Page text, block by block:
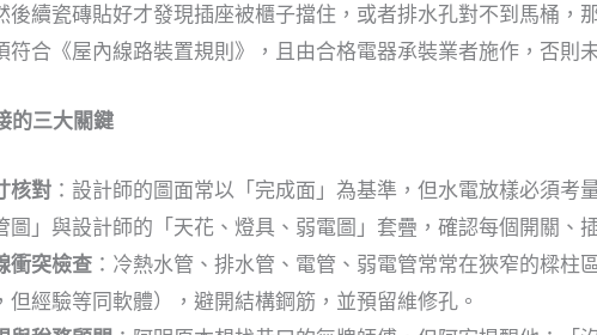
後續瓷磚貼好才發現插座被櫃子擋住，或者排水孔對不到馬桶，
符合《屋內線路裝置規則》，且由合格電器承裝業者施作，否則
的三大關鍵
核對 ：設計師的圖面常以「完成面」為基準，但水電放樣必須
圖」與設計師的「天花、燈具、弱電圖」套疊，確認每個開關、
衝突檢查 ：冷熱水管、排水管、電管、弱電管常常在狹窄的樑柱
但經驗等同軟體），避開結構鋼筋，並預留維修孔。